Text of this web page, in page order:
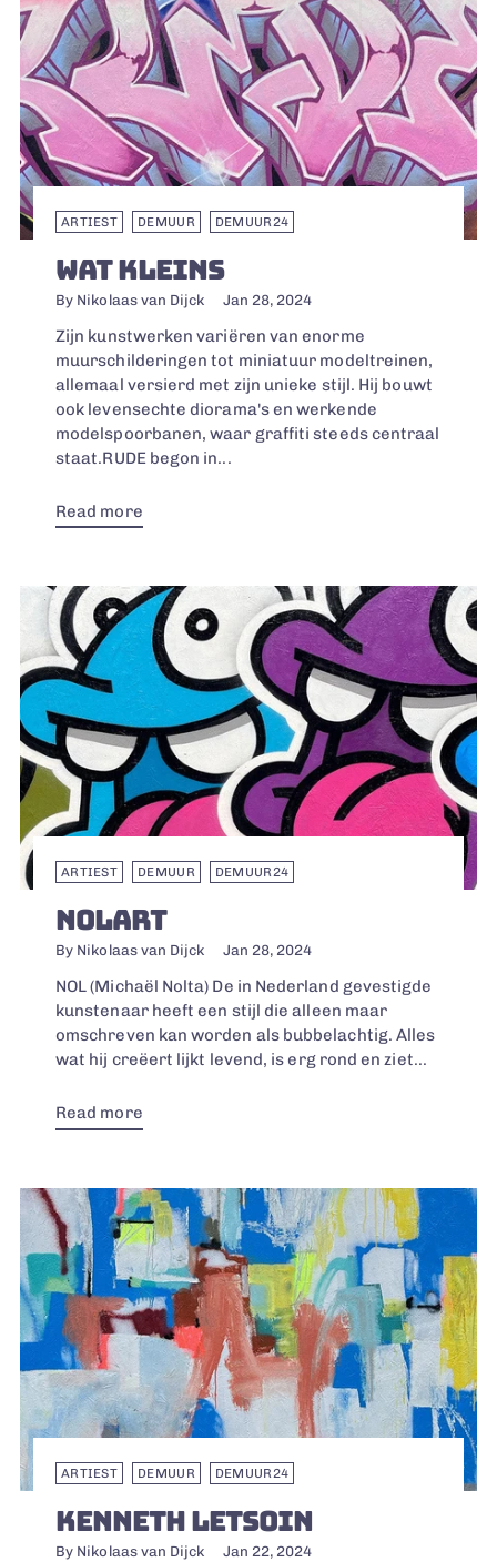
ARTIEST DEMUUR DEMUUR24
WAT KLEINS
By Nikolaas van Dijck Jan 28, 2024
Zijn kunstwerken variëren van enorme
muurschilderingen tot miniatuur modeltreinen,
allemaal versierd met zijn unieke stijl. Hij bouwt
ook levensechte diorama's en werkende
modelspoorbanen, waar graffiti steeds centraal
staat.RUDE begon in...
Read more
ARTIEST DEMUUR DEMUUR24
NOLART
By Nikolaas van Dijck Jan 28, 2024
NOL (Michaël Nolta) De in Nederland gevestigde
kunstenaar heeft een stijl die alleen maar
omschreven kan worden als bubbelachtig. Alles
wat hij creëert lijkt levend, is erg rond en ziet...
Read more
ARTIEST DEMUUR DEMUUR24
KENNETH LETSOIN
By Nikolaas van Dijck Jan 22, 2024